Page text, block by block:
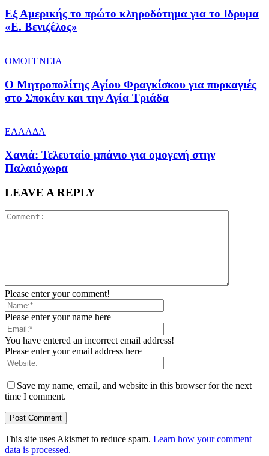
Εξ Αμερικής το πρώτο κληροδότημα για το Ιδρυμα
«Ε. Βενιζέλος»
ΟΜΟΓΕΝΕΙΑ
Ο Μητροπολίτης Αγίου Φραγκίσκου για πυρκαγιές
στο Σποκέιν και την Αγία Τριάδα
ΕΛΛΑΔΑ
Χανιά: Τελευταίο μπάνιο για ομογενή στην
Παλαιόχωρα
LEAVE A REPLY
Please enter your comment!
Please enter your name here
You have entered an incorrect email address!
Please enter your email address here
Save my name, email, and website in this browser for the next
time I comment.
This site uses Akismet to reduce spam. Learn how your comment
data is processed.